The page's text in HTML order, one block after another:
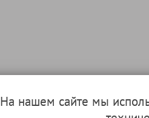
На нашем сайте мы